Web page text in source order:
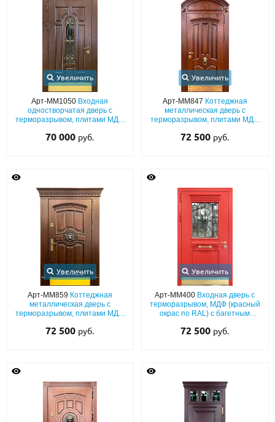
Увеличить
Арт-ММ1050 Входная
одностворчатая дверь с
терморазрывом, плитами МДФ
латунным отбойником
70 000 руб.
Увеличить
Арт-ММ847 Коттеджная
металлическая дверь с
терморазрывом, плитами МДФ
арочной фрамугой, кнокером и
72 500 руб.
Увеличить
Арт-ММ859 Коттеджная
металлическая дверь с
терморазрывом, плитами МДФ
наличниками, с отбойником,
72 500 руб.
Увеличить
Арт-ММ400 Входная дверь с
терморазрывом, МДФ (красный
окрас по RAL) с багетным
отбойником
72 500 руб.